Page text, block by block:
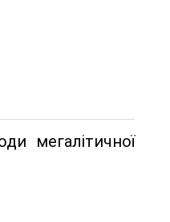
мегалітичної